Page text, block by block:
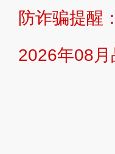
提交说明：
防诈骗提醒
2026年08